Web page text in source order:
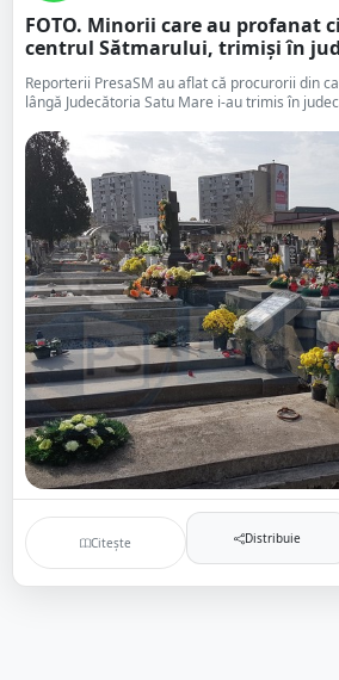
FOTO. Minorii care au profanat
centrul Sătmarului, trimiși în
Reporterii PresaSM au aflat că procurorii din
lângă Judecătoria Satu Mare i-au trimis în
Citește Distribuie